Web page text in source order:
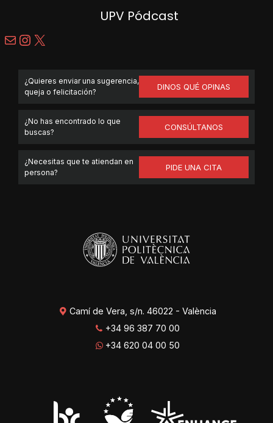
UPV Pódcast
Correo electrónico
Instagram
X
¿Quieres enviar una sugerencia,
queja o felicitación?
DINOS QUÉ OPINAS
¿No has encontrado lo que
buscas?
CONSÚLTANOS
¿Necesitas que te atiendan en
persona?
PIDE UNA CITA
Camí de Vera, s/n. 46022 - València
+34 96 387 70 00
+34 620 04 00 50